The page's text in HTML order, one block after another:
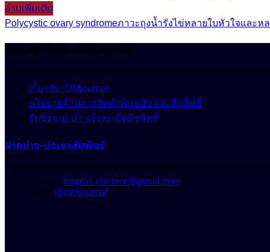
อ่านเพิ่มเติม
Polycystic ovary syndromeภาวะถุงน้ำรังไข่หลายใบหัวใจและห
นโยบายเกี่ยวกับ CIMjournal
เกี่ยวกับ CIMjournal
นโยบายด้านการจัดทำต้นฉบับ และลิขสิทธิ์
รับข้อแนะนำ แจ้งละเมิดลิขสิทธิ์
ฝากข่าว-ประชาสัมพันธ์
E-mail : hwplus.content@gmail.com
Line : @cimjournal